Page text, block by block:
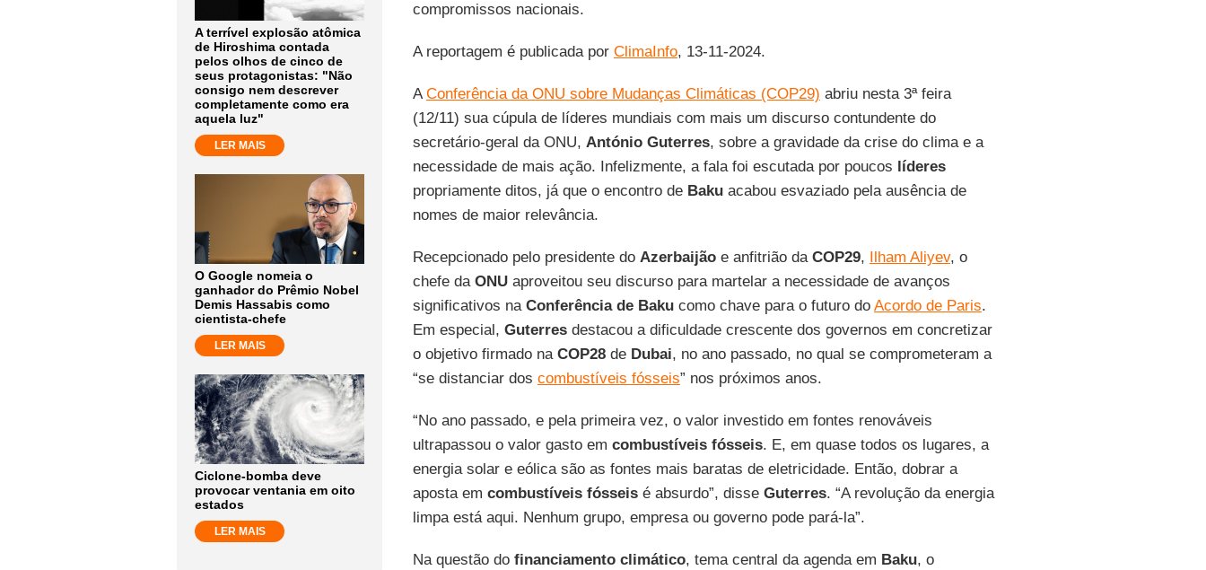
A terrível explosão atômica
de Hiroshima contada
pelos olhos de cinco de
seus protagonistas: "Não
consigo nem descrever
completamente como era
aquela luz"
LER MAIS
O Google nomeia o
ganhador do Prêmio Nobel
Demis Hassabis como
cientista-chefe
LER MAIS
Ciclone-bomba deve
provocar ventania em oito
estados
LER MAIS
compromissos nacionais.
A reportagem é publicada por ClimaInfo, 13-11-2024.
AConferência da ONU sobre Mudanças Climáticas (COP29) abriu nesta 3ª feira
(12/11) sua cúpula de líderes mundiais com mais um discurso contundente do
secretário-geral da ONU, António Guterres, sobre a gravidade da crise do clima e a
necessidade de mais ação. Infelizmente, a fala foi escutada por poucos líderes
propriamente ditos, já que o encontro de Bakuacabou esvaziado pela ausência de
nomes de maior relevância.
Recepcionado pelo presidente do Azerbaijãoe anfitrião da COP29, Ilham Aliyev, o
chefe da ONUaproveitou seu discurso para martelar a necessidade de avanços
significativos na Conferência de Bakucomo chave para o futuro do Acordo de Paris.
Em especial, Guterresdestacou a dificuldade crescente dos governos em concretizar
o objetivo firmado na COP28de Dubai, no ano passado, no qual se comprometeram a
“se distanciar dos combustíveis fósseis” nos próximos anos.
“No ano passado, e pela primeira vez, o valor investido em fontes renováveis
ultrapassou o valor gasto em combustíveis fósseis. E, em quase todos os lugares, a
energia solar e eólica são as fontes mais baratas de eletricidade. Então, dobrar a
aposta em combustíveis fósseisé absurdo”, disse Guterres. “A revolução da energia
limpa está aqui. Nenhum grupo, empresa ou governo pode pará-la”.
Na questão do financiamento climático, tema central da agenda em Baku, o